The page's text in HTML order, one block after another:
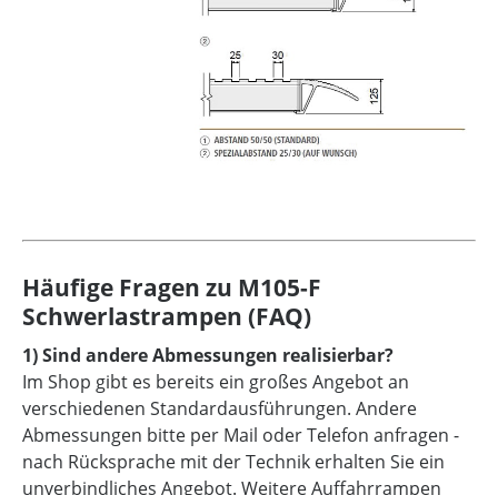
Häufige Fragen zu M105-F
Schwerlastrampen (FAQ)
1) Sind andere Abmessungen realisierbar?
Im Shop gibt es bereits ein großes Angebot an
verschiedenen Standardausführungen. Andere
Abmessungen bitte per Mail oder Telefon anfragen -
nach Rücksprache mit der Technik erhalten Sie ein
unverbindliches Angebot. Weitere Auffahrrampen